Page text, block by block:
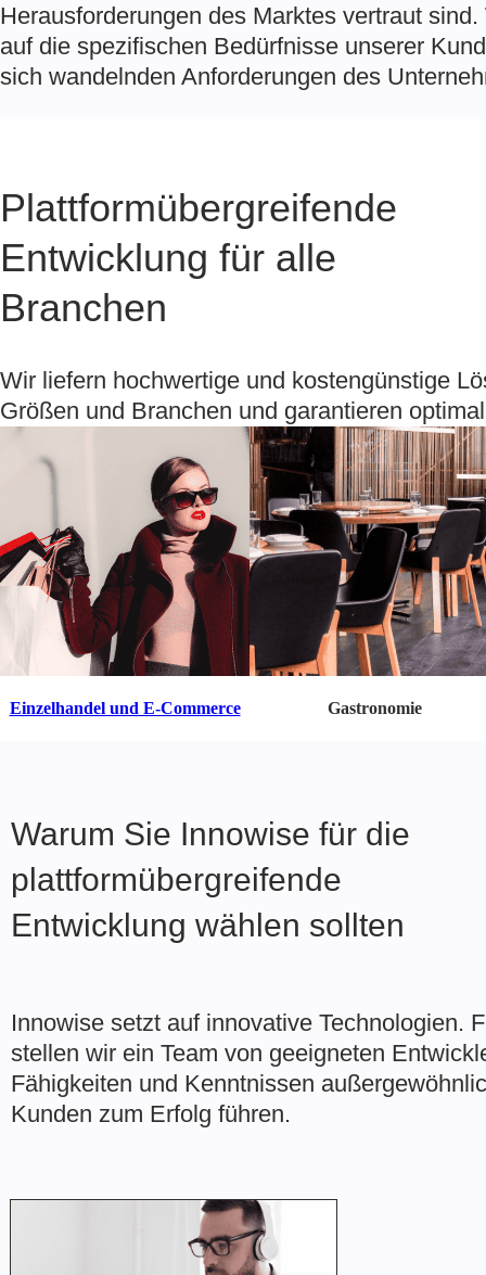
Herausforderungen des Marktes vertraut
auf die spezifischen Bedürfnisse unserer
sich wandelnden Anforderungen des
Plattformübergreifende
Entwicklung für alle
Branchen
Wir liefern hochwertige und kostengünstige
Größen und Branchen und garantieren
Einzelhandel und E-Commerce Gastronomie
Warum Sie Innowise für die
plattformübergreifende
Entwicklung wählen sollten
Innowise setzt auf innovative Technologien.
stellen wir ein Team von geeigneten
Fähigkeiten und Kenntnissen
Kunden zum Erfolg führen.